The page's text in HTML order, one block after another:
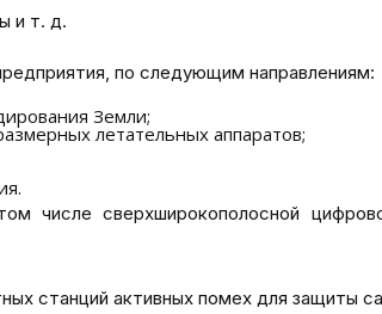
и т. д.
по следующим направлениям:
Земли;
летательных аппаратов;
сверхширокополосной
станций активных помех для защиты